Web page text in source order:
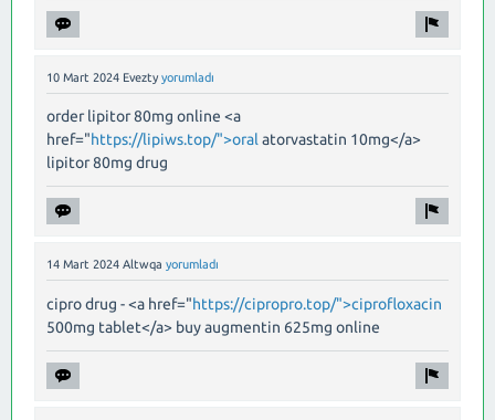
10 Mart 2024 Evezty yorumladı
order lipitor 80mg online <a
href="https://lipiws.top/">oralatorvastatin 10mg</a>
lipitor 80mg drug
14 Mart 2024 Altwqa yorumladı
cipro drug - <a href="https://cipropro.top/">ciprofloxacin
500mg tablet</a> buy augmentin 625mg online